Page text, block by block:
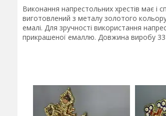
Виконання напрестольних хрестів має і
виготовлений з металу золотого
емалі. Для зручності використання
прикрашеної емаллю. Довжина виробу 33